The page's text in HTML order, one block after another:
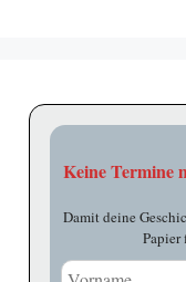
Keine Termine
Damit deine
Papier